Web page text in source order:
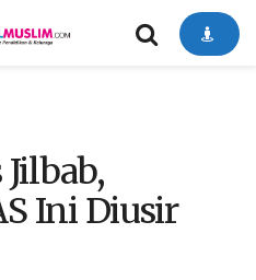
Ini Diusir